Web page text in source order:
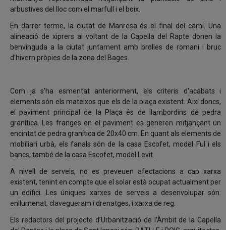
arbustives del lloc com el marfull i el boix.
En darrer terme, la ciutat de Manresa és el final del camí. Una
alineació de xiprers al voltant de la Capella del Rapte donen la
benvinguda a la ciutat juntament amb brolles de romaní i bruc
d’hivern pròpies de la zona del Bages.
Com ja s'ha esmentat anteriorment, els criteris d'acabats i
elements són els mateixos que els de la plaça existent. Així doncs,
el paviment principal de la Plaça és de llambordins de pedra
granítica. Les franges en el paviment es generen mitjançant un
encintat de pedra granítica de 20x40 cm. En quant als elements de
mobiliari urbà, els fanals són de la casa Escofet, model Ful i els
bancs, també de la casa Escofet, model Levit.
A nivell de serveis, no es preveuen afectacions a cap xarxa
existent, tenint en compte que el solar està ocupat actualment per
un edifici. Les úniques xarxes de serveis a desenvolupar són:
enllumenat, clavegueram i drenatges, i xarxa de reg.
Els redactors del projecte d’Urbanització de l’Àmbit de la Capella